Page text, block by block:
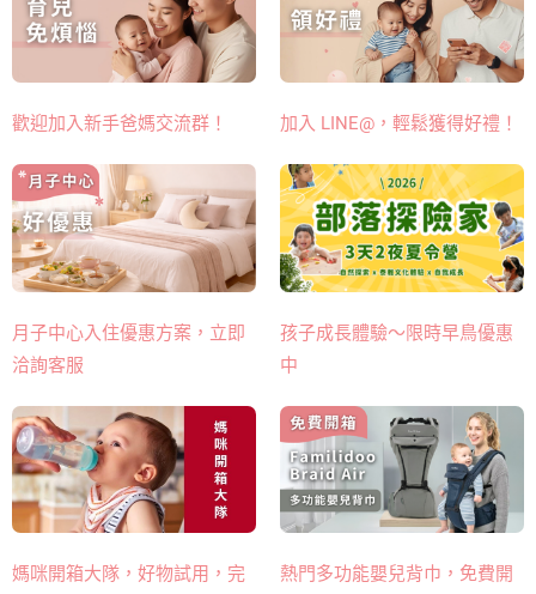
歡迎加入新手爸媽交流群！ 加入 LINE@，輕鬆獲得好禮！
月子中心入住優惠方案，立即
洽詢客服
孩子成長體驗～限時早鳥優惠
中
媽咪開箱大隊，好物試用，完
熱門多功能嬰兒背巾​，免費開